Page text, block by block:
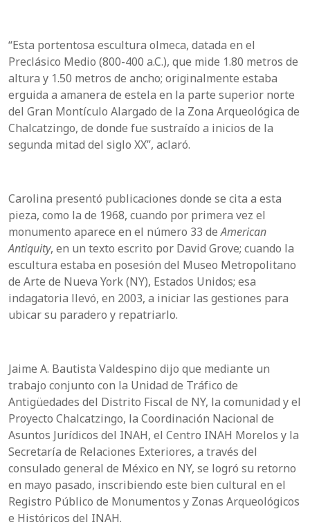
“Esta portentosa escultura olmeca, datada en el
Preclásico Medio (800-400 a.C.), que mide 1.80 metros de
altura y 1.50 metros de ancho; originalmente estaba
erguida a amanera de estela en la parte superior norte
del Gran Montículo Alargado de la Zona Arqueológica de
Chalcatzingo, de donde fue sustraído a inicios de la
segunda mitad del siglo XX”, aclaró.
Carolina presentó publicaciones donde se cita a esta
pieza, como la de 1968, cuando por primera vez el
monumento aparece en el número 33 deAmerican
Antiquity, en un texto escrito por David Grove; cuando la
escultura estaba en posesión del Museo Metropolitano
de Arte de Nueva York (NY), Estados Unidos; esa
indagatoria llevó, en 2003, a iniciar las gestiones para
ubicar su paradero y repatriarlo.
Jaime A. Bautista Valdespino dijo que mediante un
trabajo conjunto con la Unidad de Tráfico de
Antigüedades del Distrito Fiscal de NY, la comunidad y el
Proyecto Chalcatzingo, la Coordinación Nacional de
Asuntos Jurídicos del INAH, el Centro INAH Morelos y la
Secretaría de Relaciones Exteriores, a través del
consulado general de México en NY, se logró su retorno
en mayo pasado, inscribiendo este bien cultural en el
Registro Público de Monumentos y Zonas Arqueológicos
e Históricos del INAH.